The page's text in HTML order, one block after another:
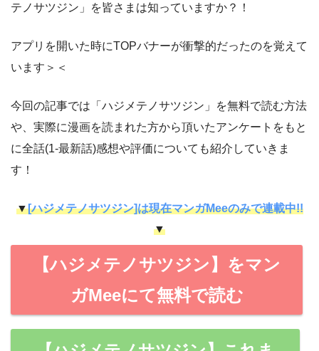
テノサツジン」を皆さまは知っていますか？！
アプリを開いた時にTOPバナーが衝撃的だったのを覚えて
います＞＜
今回の記事では「ハジメテノサツジン」を無料で読む方法
や、実際に漫画を読まれた方から頂いたアンケートをもと
に全話(1-最新話)感想や評価についても紹介していきま
す！
▼[ハジメテノサツジン]は現在マンガMeeのみで連載中!!
▼
【ハジメテノサツジン】をマン
ガMeeにて無料で読む